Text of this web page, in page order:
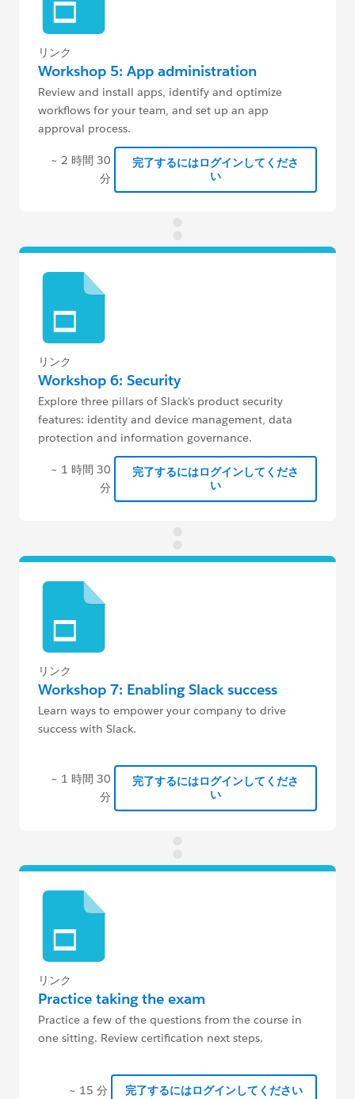
リンク
Workshop 5: App administration
Review and install apps, identify and optimize
workflows for your team, and set up an app
approval process.
~ 2 時間 30
分
完了するにはログインしてくださ
い
リンク
Workshop 6: Security
Explore three pillars of Slack's product security
features: identity and device management, data
protection and information governance.
~ 1 時間 30
分
完了するにはログインしてくださ
い
リンク
Workshop 7: Enabling Slack success
Learn ways to empower your company to drive
success with Slack.
~ 1 時間 30
分
完了するにはログインしてくださ
い
リンク
Practice taking the exam
Practice a few of the questions from the course in
one sitting. Review certification next steps.
~ 15 分 完了するにはログインしてください